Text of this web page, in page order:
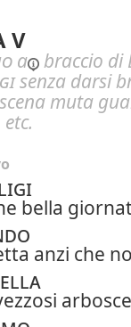
V
a braccio di
senza darsi
muta
bella
anzi che